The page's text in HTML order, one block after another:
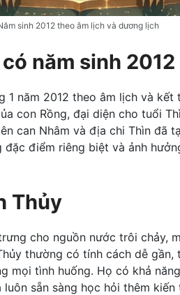
sinh 2012 theo âm lịch và dương lịch
năm sinh 2012
1 năm 2012 theo âm lịch và
con Rồng, đại diện cho tuổi
can Nhâm và địa chi Thìn đã
đặc điểm riêng biệt và ảnh
Thủy
cho nguồn nước trôi chảy,
thường có tính cách dễ
mọi tình huống. Họ có khả
sẵn sàng học hỏi thêm kiến